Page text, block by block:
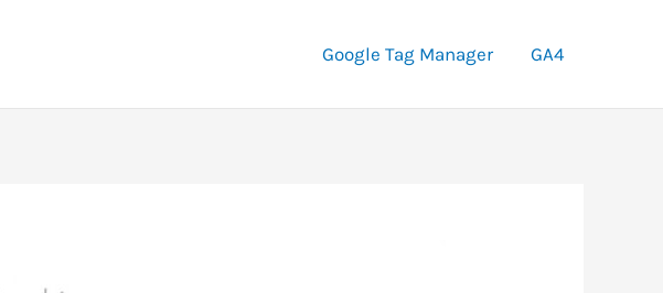
Google Tag Manager GA4